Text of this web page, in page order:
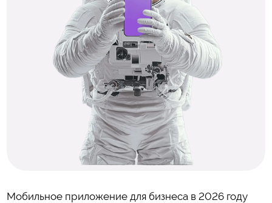
Мобильное приложение для бизнеса в 2026 году